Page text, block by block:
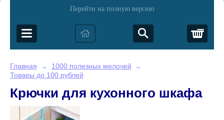
Перейти на полную версию
Главная → 1000 полезных мелочей →
Товары до 100 рублей
Крючки для кухонного шкафа